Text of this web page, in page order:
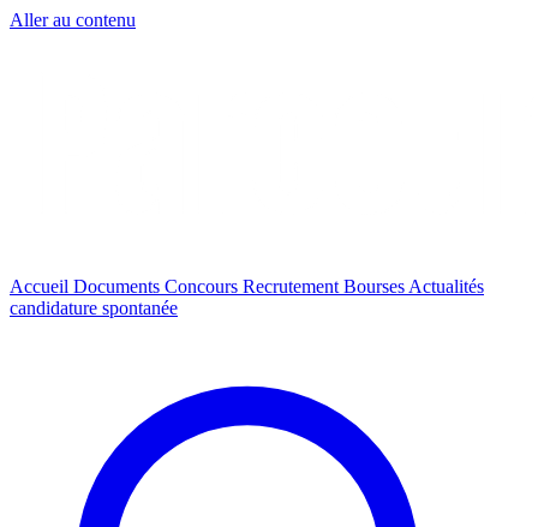
Aller au contenu
Accueil Documents Concours Recrutement Bourses Actualités
candidature spontanée